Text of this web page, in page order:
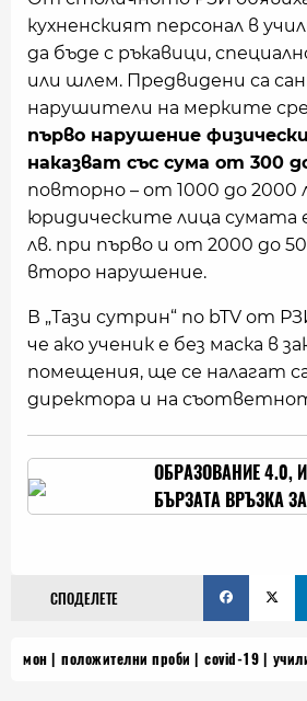
кухненският персонал в
да бъде с ръкавици,
или шлем. Предвидени са
нарушители на мерките
първо нарушение
наказват със сума от 300
повторно – от 1000 до 2000
юридическите лица сумата
лв. при първо и от 2000 до
второ нарушение.
В „Тази сутрин“ по bTV от
че ако ученик е без маска в
помещения, ще се налагат
директора и на
ОБРАЗОВАНИЕ 4.0,
БЪРЗАТА ВРЪЗКА
СПОДЕЛЕТЕ
мон положителни проби covid-19